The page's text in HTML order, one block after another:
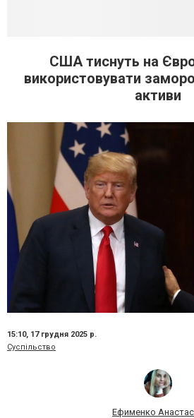
США тиснуть на
використовувати
активи
15:10, 17 грудня 2025 р.
Суспільство
Ефименко